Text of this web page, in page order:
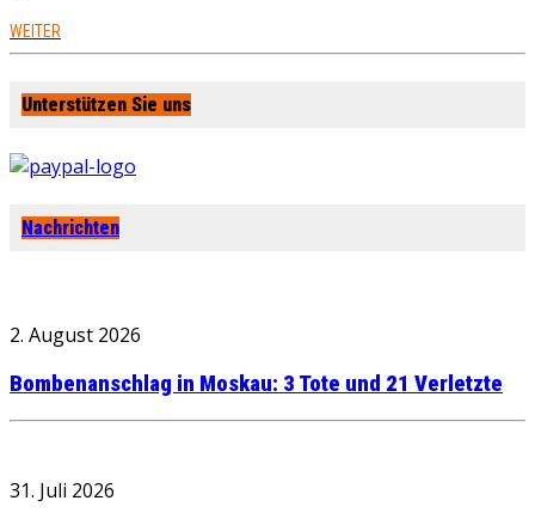
WEITER
Unterstützen Sie uns
Nachrichten
2. August 2026
Bombenanschlag in Moskau: 3 Tote und 21 Verletzte
31. Juli 2026